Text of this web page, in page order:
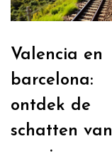
Valencia en
barcelona:
ontdek de
schatten van